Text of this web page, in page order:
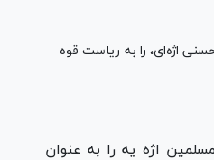
اژه‌ای، را به ریاست قوه
اژه یه را به عنوان